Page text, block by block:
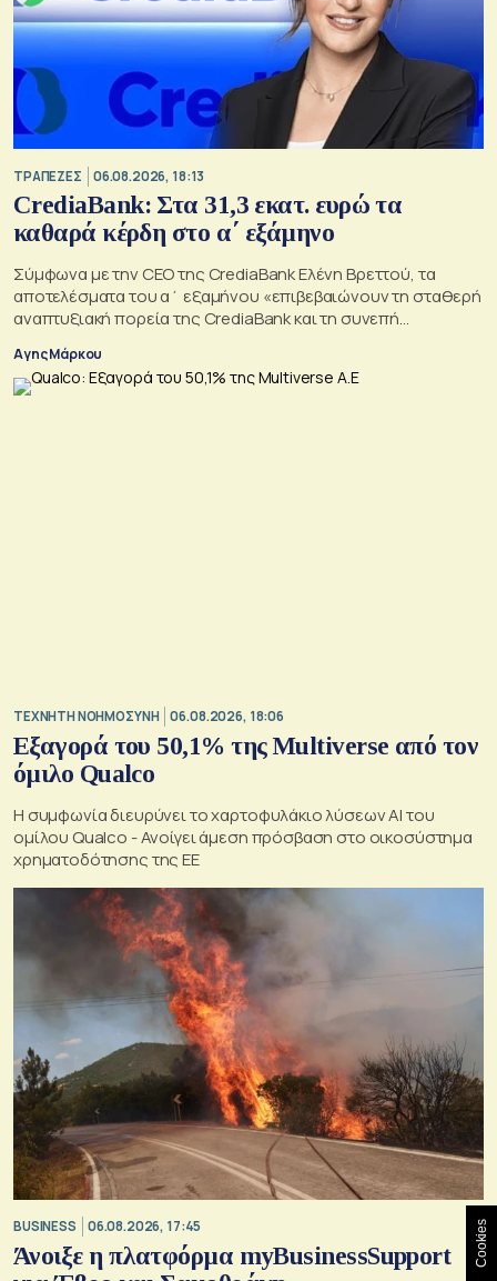
ΤΡΑΠΕΖΕΣ 06.08.2026, 18:13
CrediaBank: Στα 31,3 εκατ. ευρώ τα
καθαρά κέρδη στο α΄ εξάμηνο
Σύμφωνα με την CEO της CrediaBank Ελένη Βρεττού, τα
αποτελέσματα του α΄ εξαμήνου «επιβεβαιώνουν τη σταθερή
αναπτυξιακή πορεία της CrediaBank και τη συνεπή
Αγης Μάρκου
TΕΧΝΗΤΗ ΝΟΗΜΟΣΥΝΗ 06.08.2026, 18:06
Εξαγορά του 50,1% της Multiverse από τον
όμιλο Qualco
Η συμφωνία διευρύνει το χαρτοφυλάκιο λύσεων ΑΙ του
ομίλου Qualco - Ανοίγει άμεση πρόσβαση στο οικοσύστημα
χρηματοδότησης της ΕΕ
BUSINESS 06.08.2026, 17:45
Άνοιξε η πλατφόρμα myBusinessSupport
Cookies